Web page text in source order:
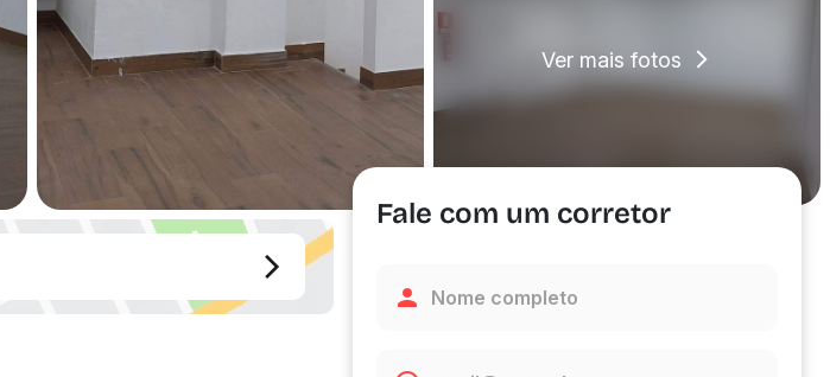
Ver mais fotos
Fale com um corretor